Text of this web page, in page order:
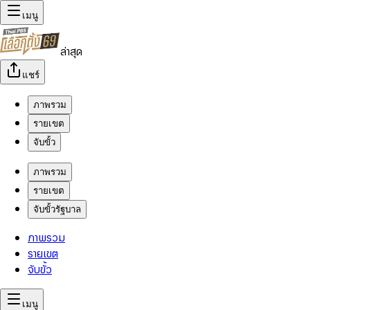
เมนู
ล่าสุด
แชร์
ภาพรวม
รายเขต
จับขั้ว
ภาพรวม
รายเขต
จับขั้วรัฐบาล
ภาพรวม
รายเขต
จับขั้ว
เมนู